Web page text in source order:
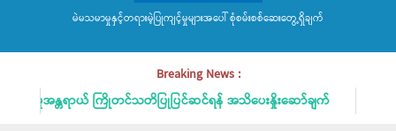
မဲမသမာမှုနှင့်တရားမဲ့ပြုကျင့်မှုများအပေါ် စုံစမ်းစစ်ဆေးတွေ့ရှိချက်
Breaking News :
ြီးမှုအန္တရာယ် ကြိုတင်သတိပြုပြင်ဆင်ရန် အသိပေးနှိုးဆော်ချက်